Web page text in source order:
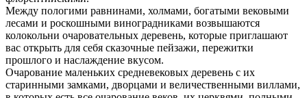
Между пологими равнинами, холмами, богатыми вековыми
лесами и роскошными виноградниками возвышаются
колокольни очаровательных деревень, которые приглашают
вас открыть для себя сказочные пейзажи, пережитки
прошлого и наслаждение вкусом.
Очарование маленьких средневековых деревень с их
старинными замками, дворцами и величественными виллами,